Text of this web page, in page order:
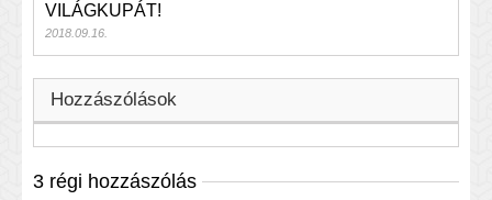
VILÁGKUPÁT!
2018.09.16.
Hozzászólások
3 régi hozzászólás